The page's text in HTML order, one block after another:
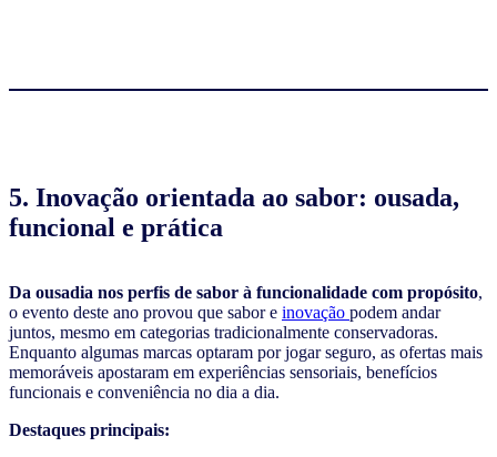
5. Inovação orientada ao sabor: ousada,
funcional e prática
Da ousadia nos perfis de sabor à funcionalidade com propósito,
o evento deste ano provou que sabor e inovação podem andar
juntos, mesmo em categorias tradicionalmente conservadoras.
Enquanto algumas marcas optaram por jogar seguro, as ofertas mais
memoráveis apostaram em experiências sensoriais, benefícios
funcionais e conveniência no dia a dia.
Destaques principais: